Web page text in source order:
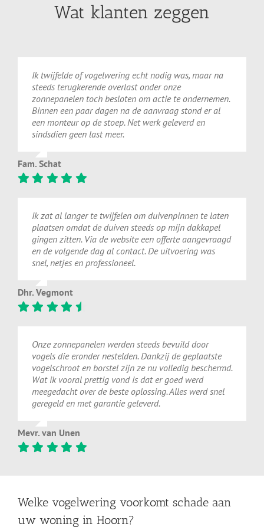
Wat klanten zeggen
Ik twijfelde of vogelwering echt nodig was, maar na
steeds terugkerende overlast onder onze
zonnepanelen toch besloten om actie te ondernemen.
Binnen een paar dagen na de aanvraag stond er al
een monteur op de stoep. Net werk geleverd en
sindsdien geen last meer.
Fam. Schat
Ik zat al langer te twijfelen om duivenpinnen te laten
plaatsen omdat de duiven steeds op mijn dakkapel
gingen zitten. Via de website een offerte aangevraagd
en de volgende dag al contact. De uitvoering was
snel, netjes en professioneel.
Dhr. Vegmont
Onze zonnepanelen werden steeds bevuild door
vogels die eronder nestelden. Dankzij de geplaatste
vogelschroot en borstel zijn ze nu volledig beschermd.
Wat ik vooral prettig vond is dat er goed werd
meegedacht over de beste oplossing. Alles werd snel
geregeld en met garantie geleverd.
Mevr. van Unen
Welke vogelwering voorkomt schade aan
uw woning in Hoorn?